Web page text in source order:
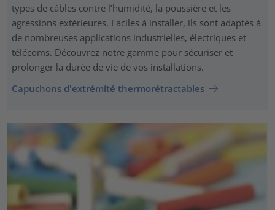
types de câbles contre l’humidité, la poussière et les
agressions extérieures. Faciles à installer, ils sont adaptés à
de nombreuses applications industrielles, électriques et
télécoms. Découvrez notre gamme pour sécuriser et
prolonger la durée de vie de vos installations.
Capuchons d'extrémité thermorétractables